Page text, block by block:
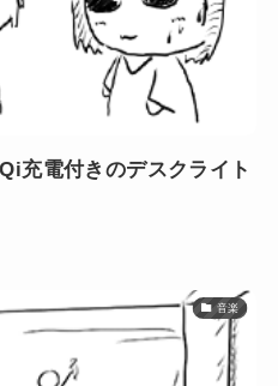
充電付きのデスクライト
音楽